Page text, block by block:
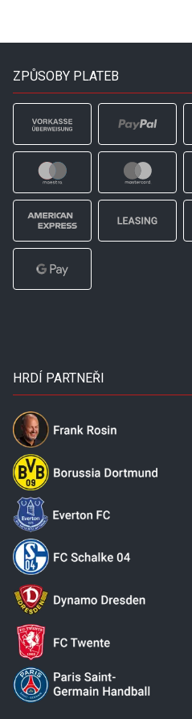
ZPŮSOBY PLATEB
HRDÍ PARTNEŘI